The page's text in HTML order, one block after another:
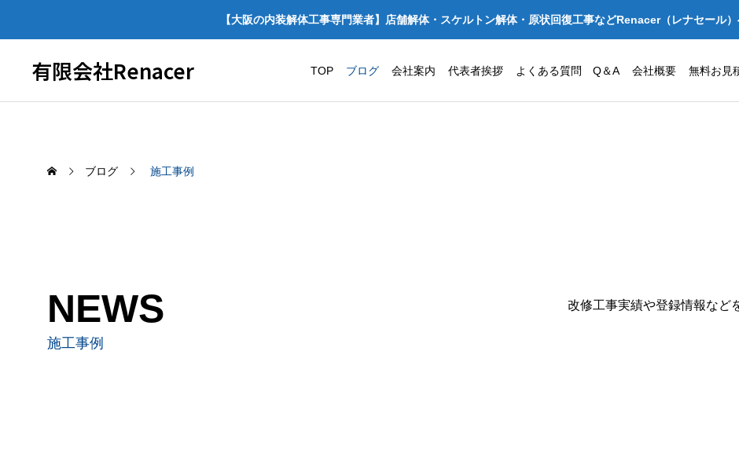
【大阪の内装解体工事専門業者】店舗解体・スケルトン解体・原状回復工事などRenacer（レナセール）
有限会社Renacer TOP ブログ 会社案内 代表者挨拶 よくある質問 Q＆A 会社概要 無料お見
経営宣言をしました！
ブログ 施工事例
NEWS
施工事例
改修工事実績や登録情報など